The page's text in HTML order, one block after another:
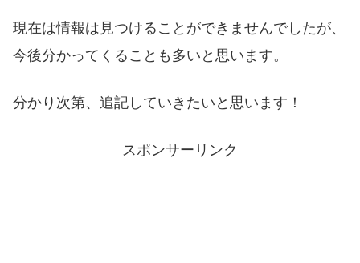
現在は情報は見つけることができませんでしたが、
今後分かってくることも多いと思います。
分かり次第、追記していきたいと思います！
スポンサーリンク